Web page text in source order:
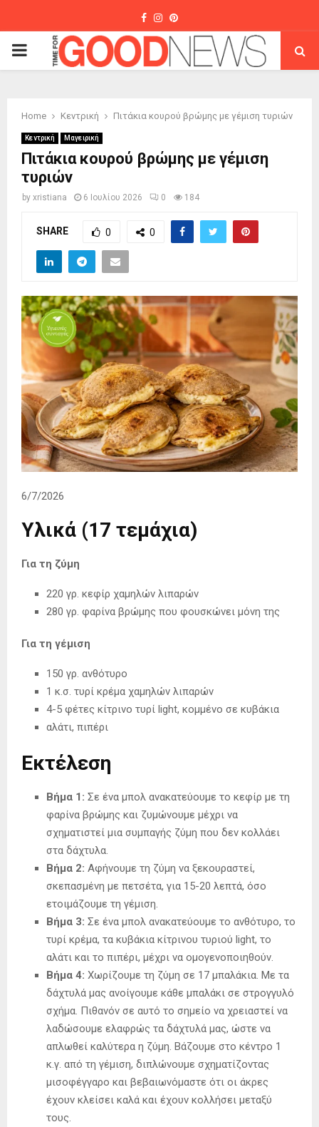
Facebook
Instagram
Pinterest
PRIMARY
Home Κεντρική Πιτάκια κουρού βρώμης με γέμιση τυριών
Κεντρική Μαγειρική
Πιτάκια κουρού βρώμης με γέμιση
τυριών
by xristiana 6 Ιουλίου 2026 0 184
SHARE 0 0
6/7/2026
Υλικά (17 τεμάχια)
Για τη ζύμη
220 γρ. κεφίρ χαμηλών λιπαρών
280 γρ. φαρίνα βρώμης που φουσκώνει μόνη της
Για τη γέμιση
150 γρ. ανθότυρο
1 κ.σ. τυρί κρέμα χαμηλών λιπαρών
4-5 φέτες κίτρινο τυρί light, κομμένο σε κυβάκια
αλάτι, πιπέρι
Εκτέλεση
Βήμα 1: Σε ένα μπολ ανακατεύουμε το κεφίρ με τη
φαρίνα βρώμης και ζυμώνουμε μέχρι να
σχηματιστεί μια συμπαγής ζύμη που δεν κολλάει
στα δάχτυλα.
Βήμα 2: Αφήνουμε τη ζύμη να ξεκουραστεί,
σκεπασμένη με πετσέτα, για 15-20 λεπτά, όσο
ετοιμάζουμε τη γέμιση.
Βήμα 3: Σε ένα μπολ ανακατεύουμε το ανθότυρο, το
τυρί κρέμα, τα κυβάκια κίτρινου τυριού light, το
αλάτι και το πιπέρι, μέχρι να ομογενοποιηθούν.
Βήμα 4: Χωρίζουμε τη ζύμη σε 17 μπαλάκια. Με τα
δάχτυλά μας ανοίγουμε κάθε μπαλάκι σε στρογγυλό
σχήμα. Πιθανόν σε αυτό το σημείο να χρειαστεί να
λαδώσουμε ελαφρώς τα δάχτυλά μας, ώστε να
απλωθεί καλύτερα η ζύμη. Βάζουμε στο κέντρο 1
κ.γ. από τη γέμιση, διπλώνουμε σχηματίζοντας
μισοφέγγαρο και βεβαιωνόμαστε ότι οι άκρες
έχουν κλείσει καλά και έχουν κολλήσει μεταξύ
τους.